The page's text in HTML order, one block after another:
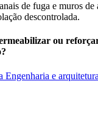
de fuga e muros de
descontrolada.
ou
Engenharia e